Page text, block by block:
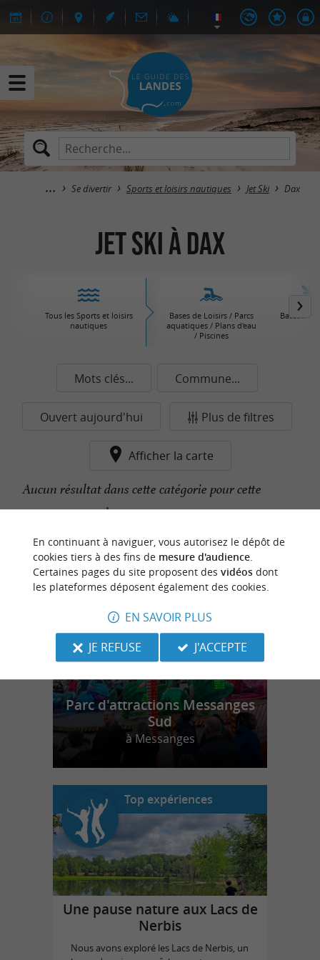
Se divertir Sports et loisirs nautiques Jet Ski Dax
Jet Ski à Dax
Tous les Sports et loisirs
nautiques
Bases de Loisirs / Parcs
aquatiques / Plans d'eau
/ Piscines
Bateaux /
Mots clés... Commune...
Ouvert aujourd'hui Plus de filtres
Afficher la carte
Aucun résultat dans cette catégorie pour cette
commune pour le moment...
n
o
t
r
e
c
o
u
p
d
e
c
o
e
u
r
Parc d'attractions Messanges
Sud
à Messanges
Top expériences
Une pause nature aux Lacs de
Nerbis
Nous avons exploré les Lacs de Nerbis, un
En continuant à naviguer, vous autorisez le dépôt de
cookies tiers à des fins de mesure d'audience.
Certaines pages du site proposent des vidéosdont
les plateformes déposent également des cookies.
EN SAVOIR PLUS
JE REFUSE
J'ACCEPTE